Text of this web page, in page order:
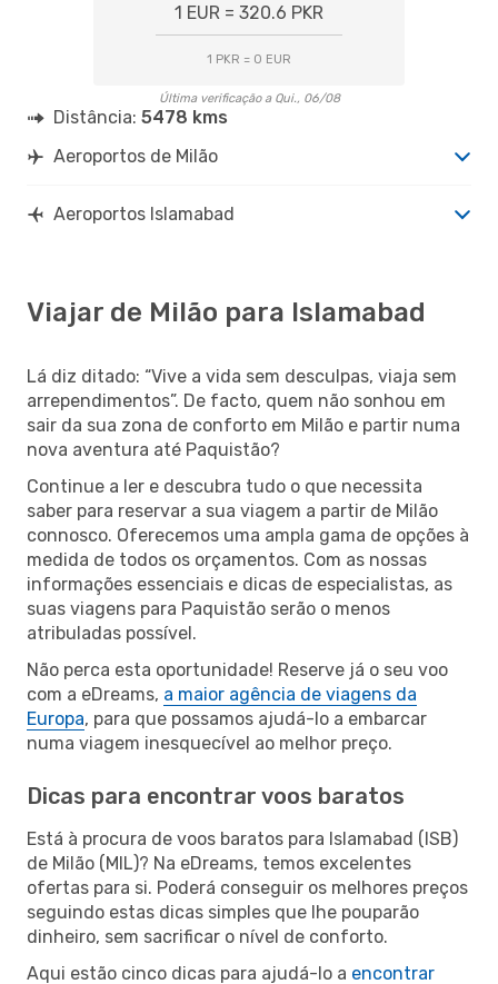
1 EUR = 320.6 PKR
1 PKR = 0 EUR
Última verificação a Qui., 06/08
Distância: 5478 kms
Aeroportos de Milão
Aeroportos Islamabad
Viajar de Milão para Islamabad
Lá diz ditado: “Vive a vida sem desculpas, viaja sem
arrependimentos”. De facto, quem não sonhou em
sair da sua zona de conforto em Milão e partir numa
nova aventura até Paquistão?
Continue a ler e descubra tudo o que necessita
saber para reservar a sua viagem a partir de Milão
connosco. Oferecemos uma ampla gama de opções à
medida de todos os orçamentos. Com as nossas
informações essenciais e dicas de especialistas, as
suas viagens para Paquistão serão o menos
atribuladas possível.
Não perca esta oportunidade! Reserve já o seu voo
com a eDreams, a maior agência de viagens da
Europa, para que possamos ajudá-lo a embarcar
numa viagem inesquecível ao melhor preço.
Dicas para encontrar voos baratos
Está à procura de voos baratos para Islamabad (ISB)
de Milão (MIL)? Na eDreams, temos excelentes
ofertas para si. Poderá conseguir os melhores preços
seguindo estas dicas simples que lhe pouparão
dinheiro, sem sacrificar o nível de conforto.
Aqui estão cinco dicas para ajudá-lo a encontrar